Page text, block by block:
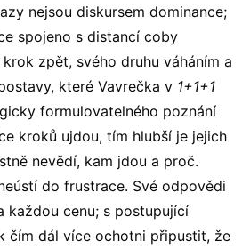
nejsou diskursem dominance;
spojeno s distancí coby
zpět, svého druhu váháním a
které Vavrečka v 1+1+1
formulovatelného poznání
kroků ujdou, tím hlubší je jejich
nevědí, kam jdou a proč.
do frustrace. Své odpovědi
každou cenu; s postupující
čím dál více ochotni připustit, že